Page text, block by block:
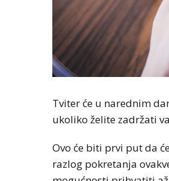
Tviter će u narednim
ukoliko želite zadržati
Ovo će biti prvi put da
razlog pokretanja